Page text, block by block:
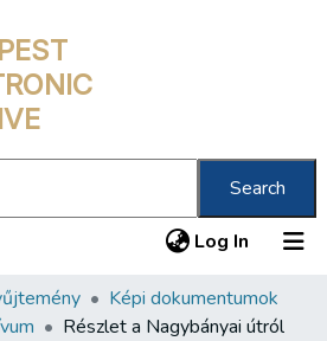
Search
Log In (current)
Képi dokumentumok
Részlet a Nagybányai útról